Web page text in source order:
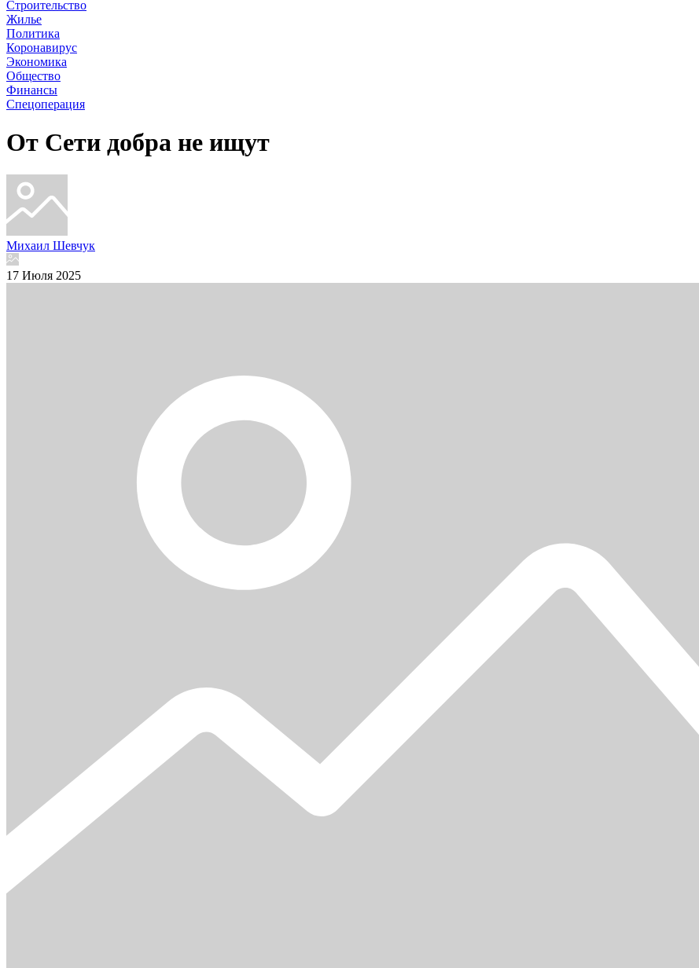
Строительство
Жилье
Политика
Коронавирус
Экономика
Общество
Финансы
Спецоперация
От Сети добра не ищут
Михаил Шевчук
17 Июля 2025